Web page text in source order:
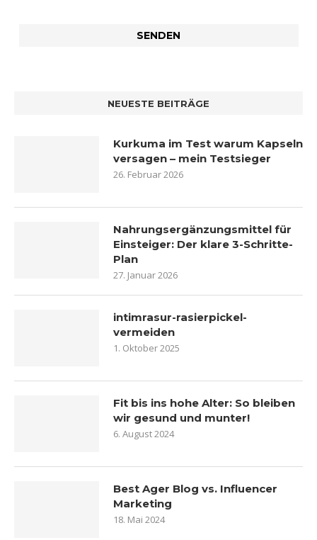
NEUESTE BEITRÄGE
Kurkuma im Test warum Kapseln
versagen – mein Testsieger
26. Februar 2026
Nahrungsergänzungsmittel für
Einsteiger: Der klare 3-Schritte-
Plan
27. Januar 2026
intimrasur-rasierpickel-
vermeiden
1. Oktober 2025
Fit bis ins hohe Alter: So bleiben
wir gesund und munter!
6. August 2024
Best Ager Blog vs. Influencer
Marketing
18. Mai 2024